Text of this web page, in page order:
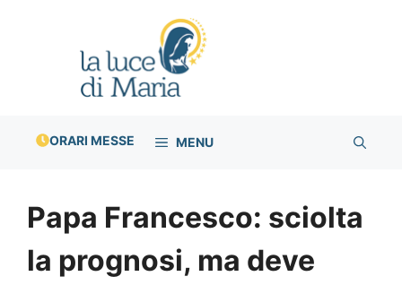
ORARI MESSE MENU
Papa Francesco: sciolta
la prognosi, ma deve